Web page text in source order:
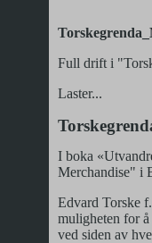
Full drift i
Laster...
I boka
Merchandise" i
Edvard Torske
muligheten for
ved siden av